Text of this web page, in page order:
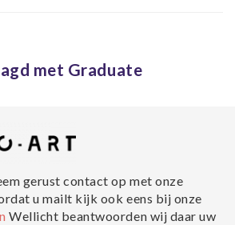
met Graduate
gerust contact op met onze
u mailt kijk ook eens bij onze
Wellicht beantwoorden wij daar uw